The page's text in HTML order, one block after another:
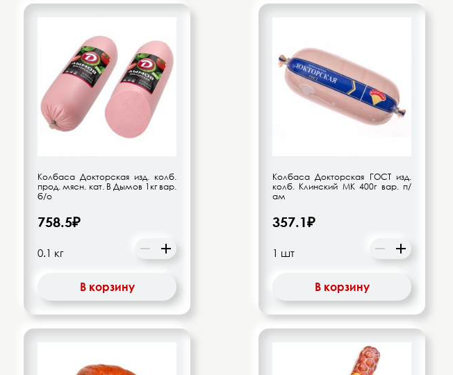
Колбаса Докторская изд. колб.
прод. мясн. кат. В Дымов 1кг вар.
б/о
758.5₽
В корзину
Колбаса Докторская ГОСТ изд.
колб. Клинский МК 400г вар. п/
ам
357.1₽
В корзину